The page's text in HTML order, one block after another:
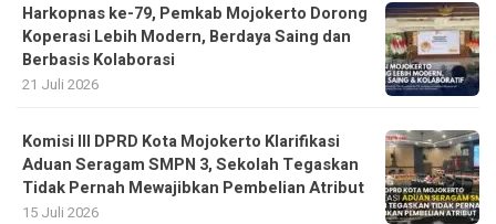
Harkopnas ke-79, Pemkab Mojokerto Dorong
Koperasi Lebih Modern, Berdaya Saing dan
Berbasis Kolaborasi
21 Juli 2026
Komisi III DPRD Kota Mojokerto Klarifikasi
Aduan Seragam SMPN 3, Sekolah Tegaskan
Tidak Pernah Mewajibkan Pembelian Atribut
15 Juli 2026